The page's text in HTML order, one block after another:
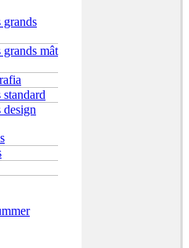
grands
grands mât
standard
design